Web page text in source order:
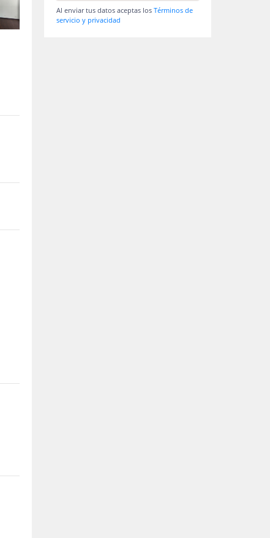
Al enviar tus datos aceptas los Términos de
servicio y privacidad